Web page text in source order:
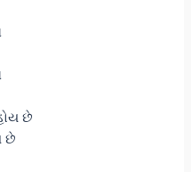
છે
છે